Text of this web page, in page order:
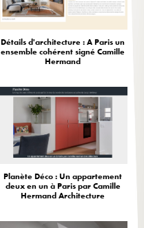
Détails d'architecture : A Paris un
ensemble cohérent signé Camille
Hermand
Planète Déco : Un appartement
deux en un à Paris par Camille
Hermand Architecture